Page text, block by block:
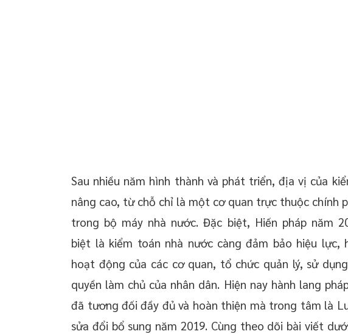
Sau nhiều năm hình thành và phát triển, địa vị của
nâng cao, từ chỗ chỉ là một cơ quan trực thuộc chính
trong bộ máy nhà nước. Đặc biệt, Hiến pháp năm
biệt là kiểm toán nhà nước càng đảm bảo hiệu lực,
hoạt động của các cơ quan, tổ chức quản lý, sử
quyền làm chủ của nhân dân. Hiện nay hành lang
đã tương đối đầy đủ và hoàn thiện mà trong tâm là
sửa đổi bổ sung năm 2019. Cùng theo dõi bài viết